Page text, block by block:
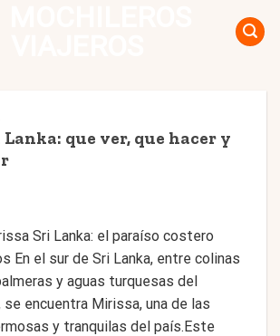
que ver, que hacer y
Sri Lanka: el paraíso costero
En el sur de Sri Lanka, entre colinas
y aguas turquesas del
se encuentra Mirissa, una de las
y tranquilas del país.Este